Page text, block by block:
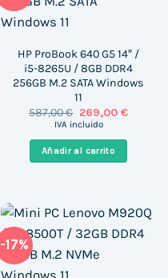
HP ProBook 640 G5 14″ /
i5-8265U / 8GB DDR4
256GB M.2 SATA Windows
11
587,00€ El
precio
era:
587,00 €.
269,00 €El
es:
IVA incluido
Añadir al carrito
-17%